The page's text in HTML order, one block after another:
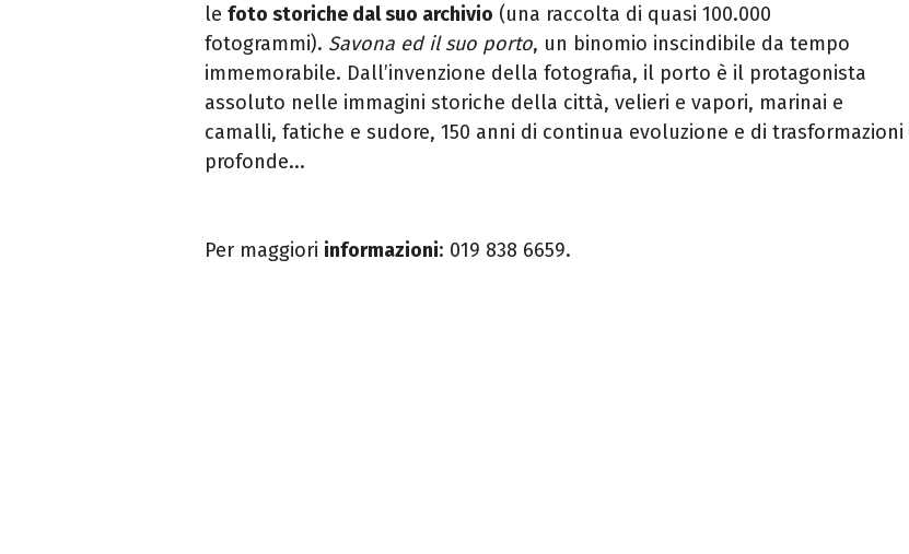
le foto storiche dal suo archivio (una raccolta di quasi 100.000
fotogrammi). Savona ed il suo porto, un binomio inscindibile da tempo
immemorabile. Dall’invenzione della fotografia, il porto è il protagonista
assoluto nelle immagini storiche della città, velieri e vapori, marinai e
camalli, fatiche e sudore, 150 anni di continua evoluzione e di trasformazioni
profonde...
Per maggiori informazioni: 019 838 6659.